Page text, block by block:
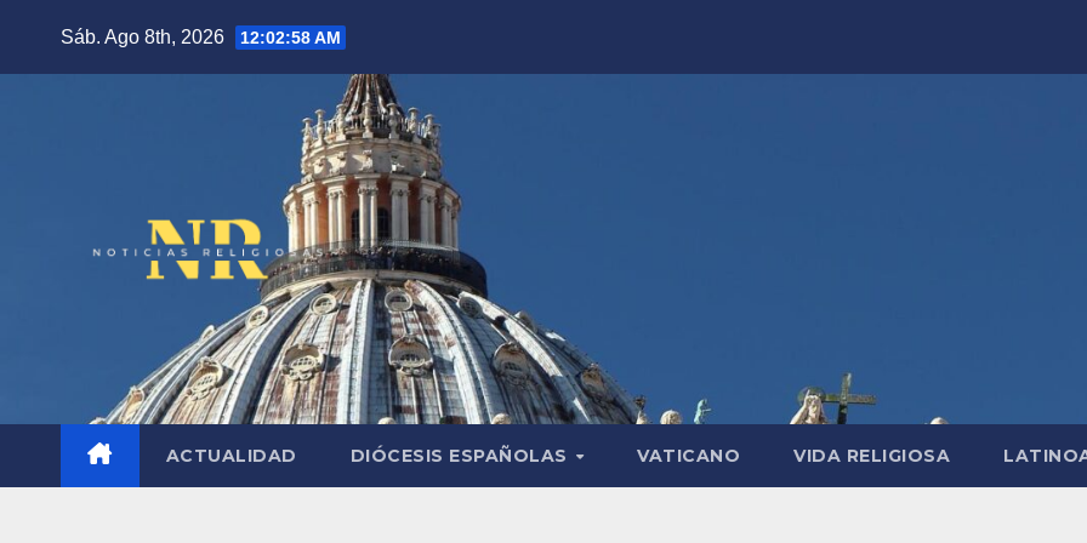
Sáb. Ago 8th, 2026 12:02:59 AM
ACTUALIDAD DIÓCESIS ESPAÑOLAS VATICANO VIDA RELIGIOSA